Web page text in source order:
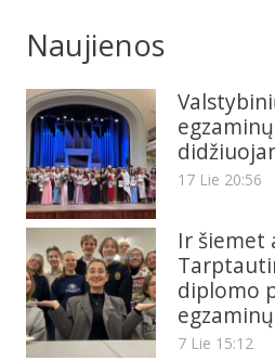
Naujienos
17 Lie 20:56
Ir šiemet
diplomo
7 Lie 15:12